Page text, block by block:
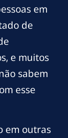
em
de
e muitos
sabem
esse
em outras